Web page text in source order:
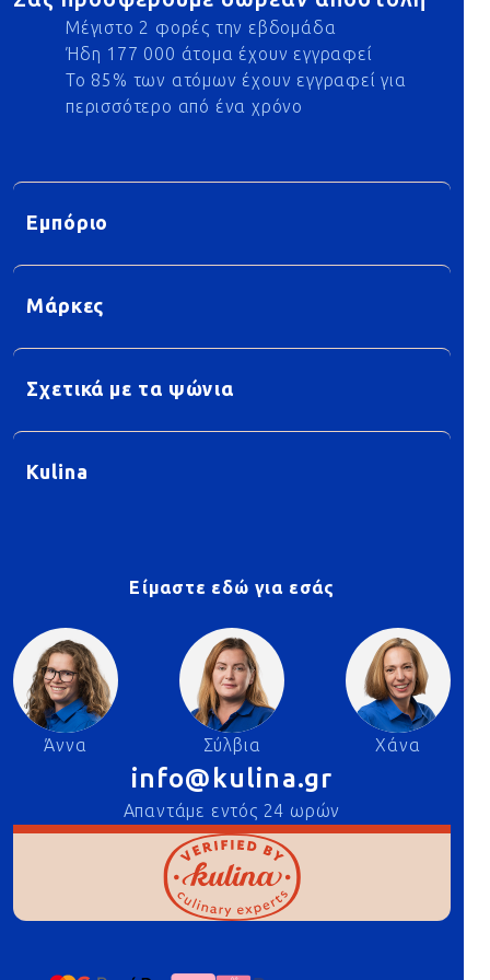
Μέγιστο 2 φορές την εβδομάδα
Ήδη 177 000 άτομα έχουν εγγραφεί
Το 85% των ατόμων έχουν εγγραφεί για
περισσότερο από ένα χρόνο
Εμπόριο
Μάρκες
Σχετικά με τα ψώνια
Kulina
Είμαστε εδώ για εσάς
Άννα Σύλβια Χάνα
info@kulina.gr
Απαντάμε εντός 24 ωρών